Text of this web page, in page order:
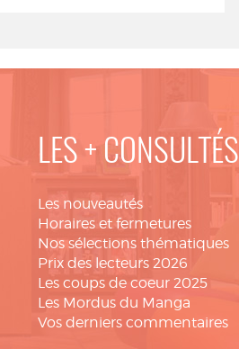
LES + CONSULTÉS
Les nouveautés
Horaires et fermetures
Nos sélections thématiques
Prix des lecteurs 2026
Les coups de coeur 2025
Les Mordus du Manga
Vos derniers commentaires